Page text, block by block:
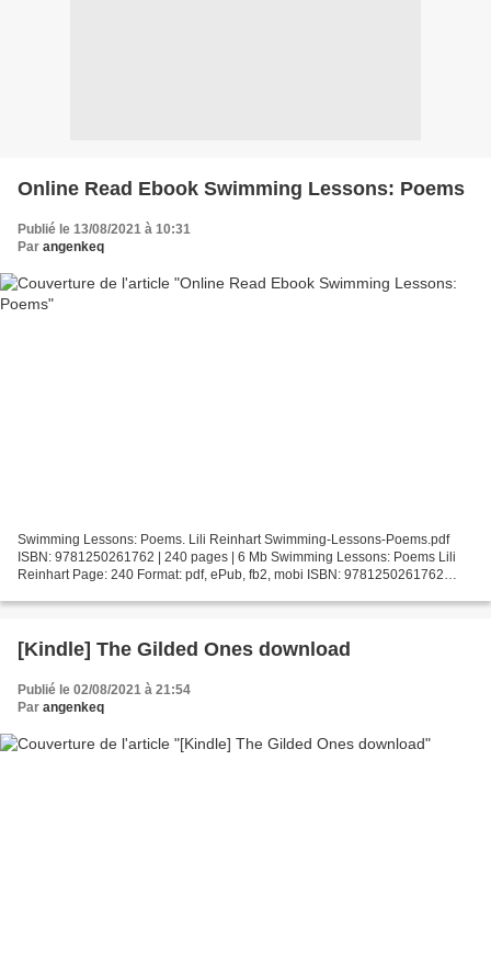
Online Read Ebook Swimming Lessons: Poems
Publié le 13/08/2021 à 10:31
Par angenkeq
Swimming Lessons: Poems. Lili Reinhart Swimming-Lessons-Poems.pdf
ISBN: 9781250261762 | 240 pages | 6 Mb Swimming Lessons: Poems Lili
Reinhart Page: 240 Format: pdf, ePub, fb2, mobi ISBN: 9781250261762
[Kindle] The Gilded Ones download
Publié le 02/08/2021 à 21:54
Par angenkeq